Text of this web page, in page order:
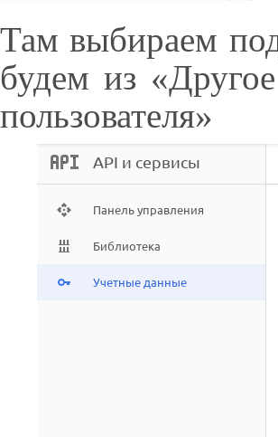
Там выбираем
будем из
пользователя»